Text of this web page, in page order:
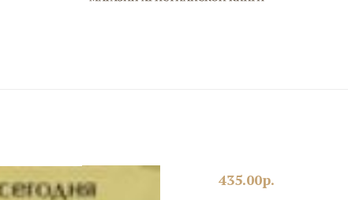
435.00р.